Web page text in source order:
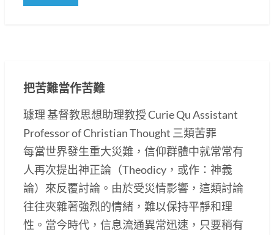
把苦難當作苦難
璩理 基督教思想助理教授 Curie Qu Assistant
Professor of Christian Thought 三類苦罪
每當世界發生重大災難，信仰群體中就常常有
人再次提出神正論（Theodicy，或作：神義
論）來反覆討論。由於受災情影響，這類討論
往往夾雜著強烈的情緒，難以保持平靜和理
性。當今時代，信息流通異常迅速，只要稍有